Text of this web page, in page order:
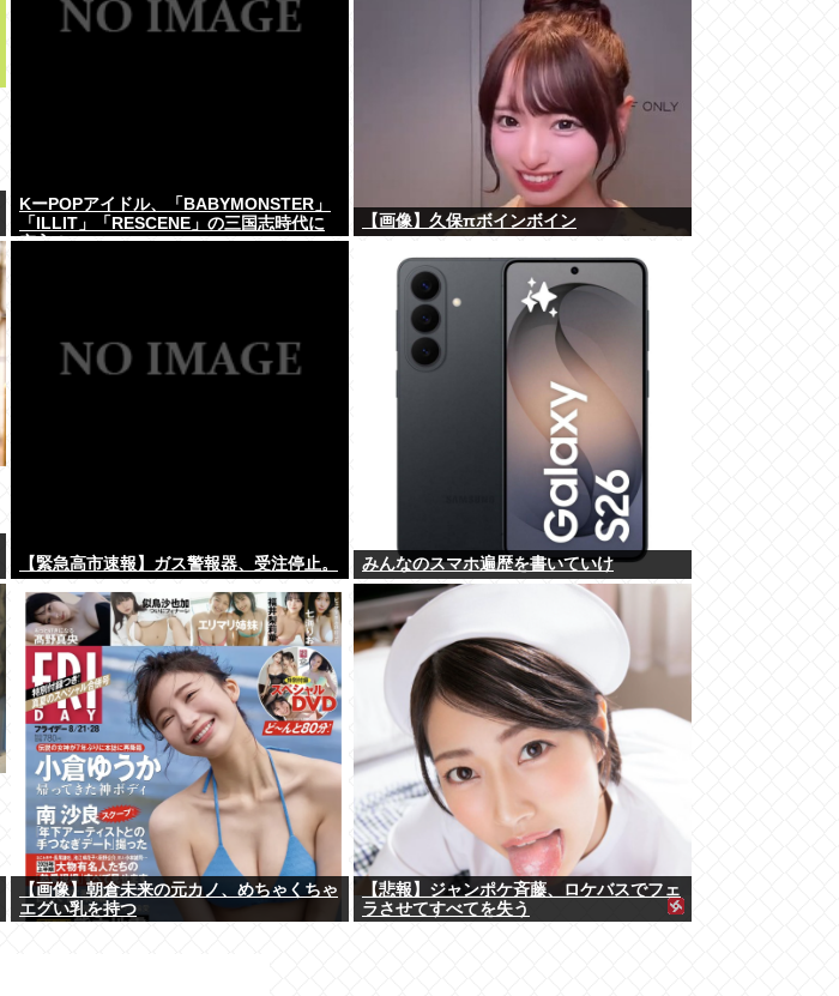
KーPOPアイドル、「BABYMONSTER」
「ILLIT」「RESCENE」の三国志時代に
突入！
【画像】久保πボインボイン
【緊急高市速報】ガス警報器、受注停止。 みんなのスマホ遍歴を書いていけ
【画像】朝倉未来の元カノ、めちゃくちゃ
エグい乳を持つ
【悲報】ジャンポケ斉藤、ロケバスでフェ
ラさせてすべてを失う